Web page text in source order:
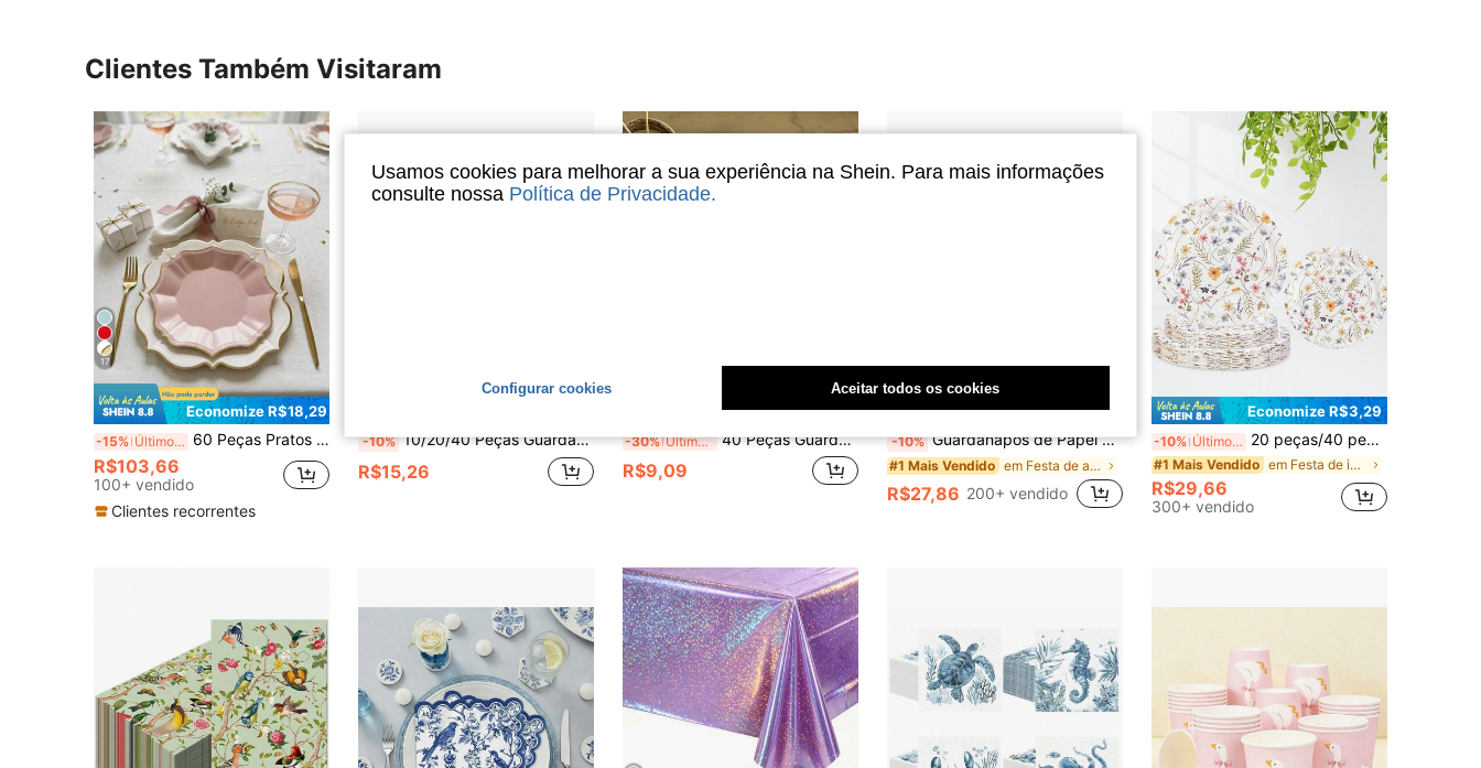
Clientes Também Visitaram
17
Economize R$18,29
-15% Últimos 2 dias 60 Peças Pratos Descartáveis de Papel Rosa e Branco, Pratos de Sobremesa Rosa de 7 Polegadas e Pratos Brancos de 9 Polegadas com Borda Dourada, Adequados para Aniversário, Chá de Panela, Casamento, Festas de Verão e Revelação de Gênero, Pratos de Papel Ondulados Elegantes
R$103,66
100+ vendido
Clientes recorrentes
-10% 10/20/40 Peças Guardanapos Florais Violeta & Borboleta, Design Floral Aquarela Vintage, Ideal para Festas de Aniversário, Chá da Tarde, Piqueniques ao Ar Livre, Reuniões de Meninas & Casamentos
R$15,26
Economize R$3,90
-30% Últimos 3 dias 40 Peças Guardanapos de Papel em Formato de Flor, Guardanapos de Papel Estilo Fresh & Ins, Guardanapos Descartáveis para Primavera/Verão, Padrão de Flor Grande em Aquarela Rosa Degradê, Adequado para Piquenique de Primavera de Mulheres, Chá de Panela, Reunião Familiar Íntima, Banquete de Verão
R$9,09
-10% Guardanapos de Papel Descartáveis com Aquarela de Borboleta e Floral, Festa de Chá no Jardim, Aniversário, Chá de Bebê, Chá de Panela, Decoração de Tecidos para Festa de Aniversário, Papel de Embrulho de Presente
#1 Mais Vendido em Festa de aniversário Guardanapos De Festa
R$27,86 200+ vendido
Economize R$3,29
-10% Últimos 2 dias 20 peças/40 peças/60 peças Pratos de Papel Florais Descartáveis de 9 Polegadas e 7 Polegadas, Padrão Floral em Aquarela Verde, Utensílios de Mesa para Festa, Casamento, Aniversário, Chá da Primavera
#1 Mais Vendido em Festa de inauguração da casa Utensílios de Cozi
R$29,66
300+ vendido
Usamos cookies para melhorar a sua experiência na Shein. Para mais informações
consulte nossa Política de Privacidade.
Configurar cookies Aceitar todos os cookies